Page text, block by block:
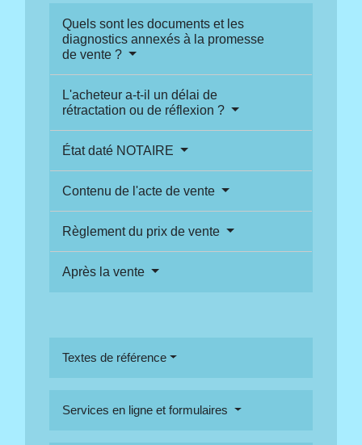
Quels sont les documents et les
diagnostics annexés à la promesse
de vente ?
L'acheteur a-t-il un délai de
rétractation ou de réflexion ?
État daté NOTAIRE
Contenu de l'acte de vente
Règlement du prix de vente
Après la vente
Textes de référence
Services en ligne et formulaires